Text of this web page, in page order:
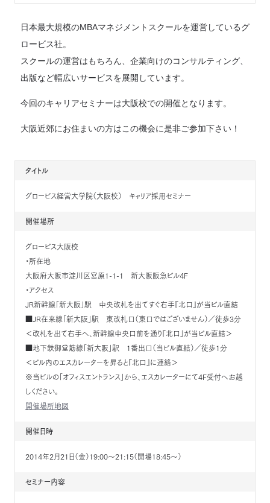
日本最大規模のMBAマネジメントスクールを運営しているグ
ロービス社。
スクールの運営はもちろん、企業向けのコンサルティング、
出版など幅広いサービスを展開しています。
今回のキャリアセミナーは大阪校での開催となります。
大阪近郊にお住まいの方はこの機会に是非ご参加下さい！
タイトル
グロービス経営大学院（大阪校） キャリア採用セミナー
開催場所
グロービス大阪校
・所在地
大阪府大阪市淀川区宮原1-1-1 新大阪阪急ビル4F
・アクセス
JR新幹線「新大阪」駅 中央改札を出てすぐ右手『北口』が当ビル直結
■JR在来線「新大阪」駅 東改札口（東口ではございません）／徒歩3分
＜改札を出て右手へ、新幹線中央口前を通り『北口』が当ビル直結＞
■地下鉄御堂筋線「新大阪」駅 1番出口（当ビル直結）／徒歩1分
＜ビル内のエスカレーターを昇ると『北口』に連絡＞
※当ビルの「オフィスエントランス」から、エスカレーターにて4F受付へお越
しください。
開催場所地図
開催日時
2014年2月21日（金）19:00～21:15（開場18:45～）
セミナー内容